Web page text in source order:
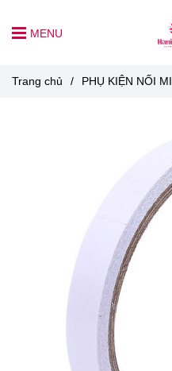
MENU
Trang chủ / PHỤ KIỆN NỐI MI